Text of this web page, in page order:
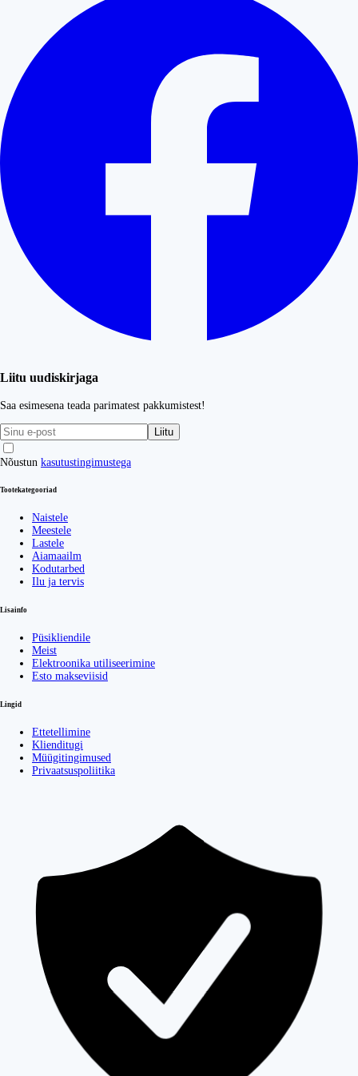
Liitu uudiskirjaga
Saa esimesena teada parimatest pakkumistest!
Liitu
Nõustun kasutustingimustega
Tootekategooriad
Naistele
Meestele
Lastele
Aiamaailm
Kodutarbed
Ilu ja tervis
Lisainfo
Püsikliendile
Meist
Elektroonika utiliseerimine
Esto makseviisid
Lingid
Ettetellimine
Klienditugi
Müügitingimused
Privaatsuspoliitika